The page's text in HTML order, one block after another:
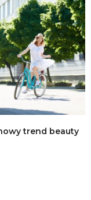
trend beauty